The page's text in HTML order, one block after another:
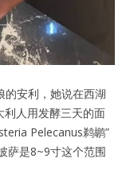
的安利，她说在西湖
利人用发酵三天的面
Pelecanus鹈鹕”
萨是8~9寸这个范围